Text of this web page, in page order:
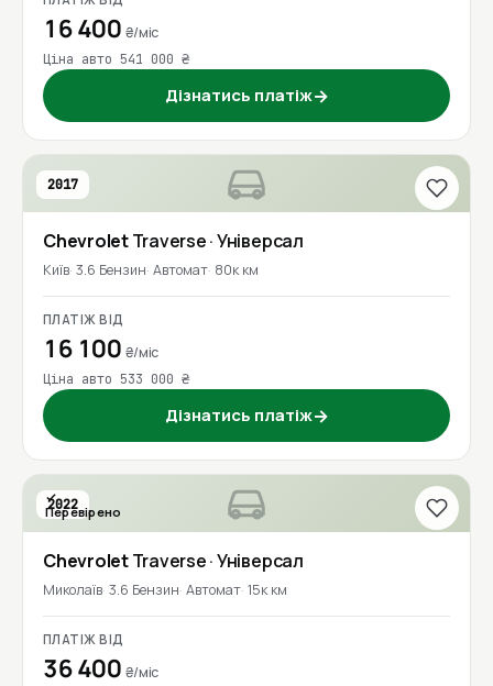
16 400 ₴/міс
Ціна авто 541 000 ₴
Дізнатись платіж→
2017
ChevroletTraverse· Універсал
Київ 3.6 Бензин Автомат 80к км
ПЛАТІЖ ВІД
16 100 ₴/міс
Ціна авто 533 000 ₴
Дізнатись платіж→
2022
Перевірено
ChevroletTraverse· Універсал
Миколаїв 3.6 Бензин Автомат 15к км
ПЛАТІЖ ВІД
36 400 ₴/міс